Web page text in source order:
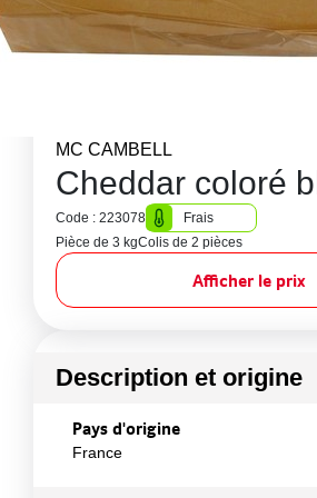
MC CAMBELL
Cheddar coloré
Code : 223078
Frais
Pièce de 3 kgColis de 2 pièces
Afficher le prix
Description et origine
Pays d'origine
France